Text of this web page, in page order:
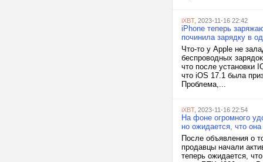
iXBT, 2023-11-16 22:42
iPhone теперь
починила зарядку в
Что-то у Apple не
беспроводных
что после установки
что iOS 17.1 была
Проблема,...
iXBT, 2023-11-16 22:54
На фоне огромного
но ожидается, что
После объявления о
продавцы начали
теперь ожидается,